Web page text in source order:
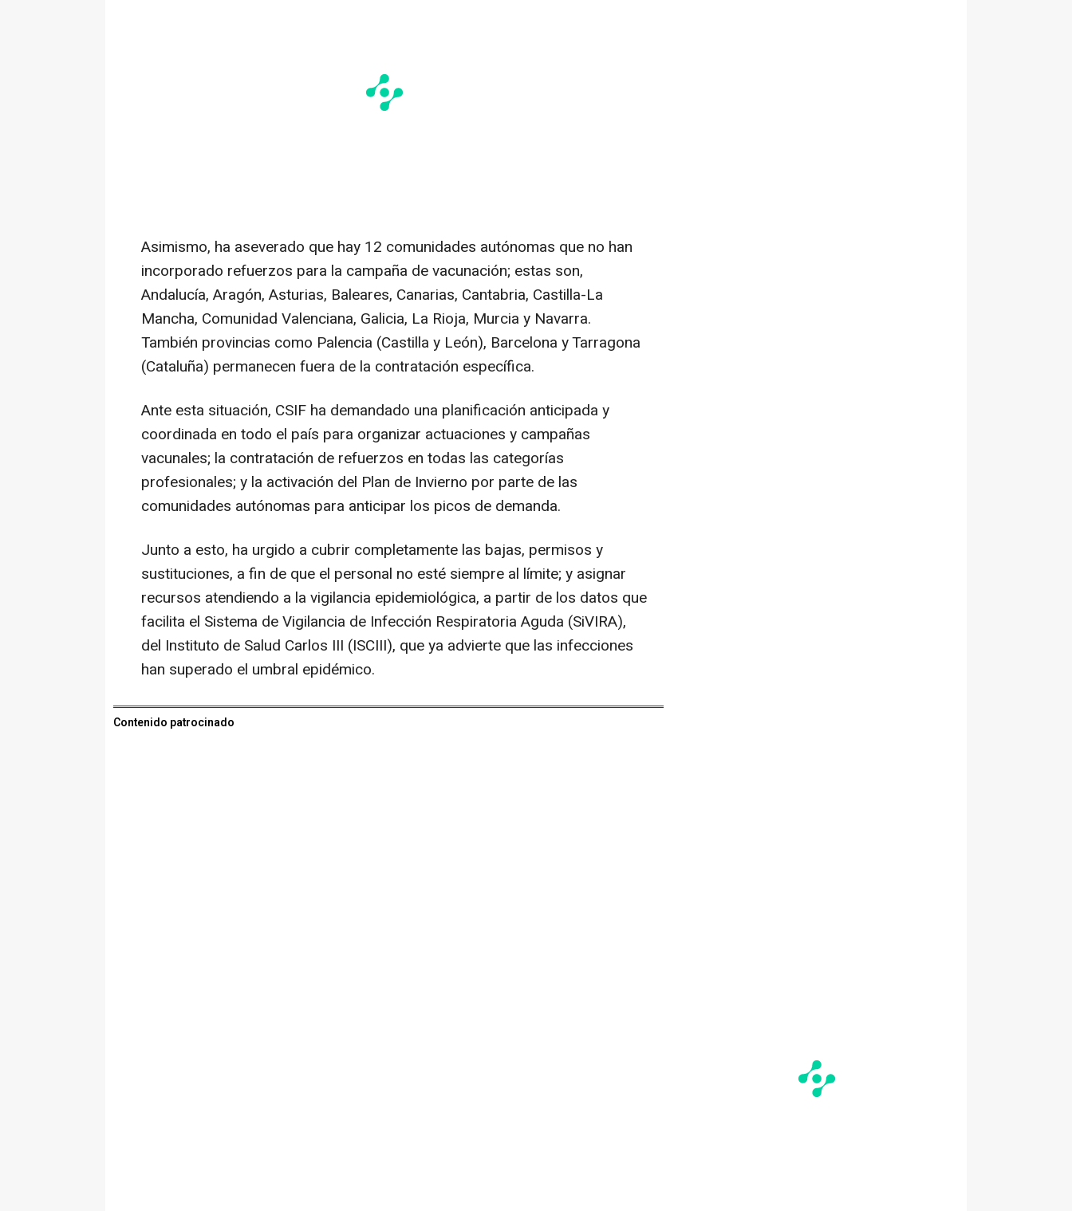
Asimismo, ha aseverado que hay 12 comunidades autónomas que no han
incorporado refuerzos para la campaña de vacunación; estas son,
Andalucía, Aragón, Asturias, Baleares, Canarias, Cantabria, Castilla-La
Mancha, Comunidad Valenciana, Galicia, La Rioja, Murcia y Navarra.
También provincias como Palencia (Castilla y León), Barcelona y Tarragona
(Cataluña) permanecen fuera de la contratación específica.
Ante esta situación, CSIF ha demandado una planificación anticipada y
coordinada en todo el país para organizar actuaciones y campañas
vacunales; la contratación de refuerzos en todas las categorías
profesionales; y la activación del Plan de Invierno por parte de las
comunidades autónomas para anticipar los picos de demanda.
Junto a esto, ha urgido a cubrir completamente las bajas, permisos y
sustituciones, a fin de que el personal no esté siempre al límite; y asignar
recursos atendiendo a la vigilancia epidemiológica, a partir de los datos que
facilita el Sistema de Vigilancia de Infección Respiratoria Aguda (SiVIRA),
del Instituto de Salud Carlos III (ISCIII), que ya advierte que las infecciones
han superado el umbral epidémico.
Contenido patrocinado